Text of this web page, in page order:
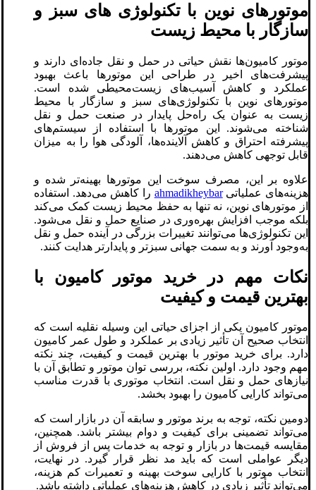
موتورهای نوین با تکنولوژی‌ های سبز و
سازگار با محیط زیست
موتور کامیون‌ها نقش حیاتی در حمل و نقل جاده‌ای دارند و
پیشرفت‌های اخیر در طراحی این موتورها باعث بهبود
عملکرد و کاهش آسیب‌های زیست‌محیطی شده است.
موتورهای نوین با تکنولوژی‌های سبز و سازگار با محیط
زیست به عنوان یک راه‌حل پایدار در صنعت حمل و نقل
شناخته می‌شوند. این موتورها با استفاده از سیستم‌های
پیشرفته احتراق و کاهش آلاینده‌ها، آلودگی هوا را به میزان
قابل توجهی کاهش می‌دهند.
علاوه بر این، مصرف سوخت این موتورها بهینه‌تر شده و
هزینه‌های عملیاتیahmadikheybar را کاهش می‌دهد. استفاده
از موتورهای نوین، نه تنها به حفظ محیط زیست کمک می‌کند
بلکه موجب افزایش بهره‌وری در صنایع حمل و نقل می‌شود.
این تکنولوژی‌ها می‌توانند تغییرات بزرگی در آینده حمل و نقل
به‌وجود آورند و به سمت جهانی سبزتر و پایدارتر هدایت کنند.
نکات مهم در خرید موتور کامیون با
بهترین قیمت و کیفیت
موتور کامیون یکی از اجزای حیاتی این وسیله نقلیه است که
انتخاب صحیح آن تأثیر زیادی بر عملکرد و طول عمر کامیون
دارد. برای خرید موتور با بهترین قیمت و کیفیت، چند نکته
مهم وجود دارد. اولین نکته، بررسی توان موتور و تطابق آن با
نیازهای حمل و نقل است. انتخاب موتوری با قدرت مناسب
می‌تواند کارایی کامیون را بهبود بخشد.
دومین نکته، توجه به برند موتور و سابقه آن در بازار است که
می‌تواند تضمینی برای کیفیت و دوام بیشتر باشد. همچنین،
مقایسه قیمت‌ها در بازار و توجه به خدمات پس از فروش از
دیگر عواملی است که باید مد نظر قرار گیرد. در نهایت،
انتخاب موتور با کارایی سوخت بهینه و تعمیرات کم هزینه،
می‌تواند تأثیر زیادی در کاهش هزینه‌های عملیاتی داشته باشد.